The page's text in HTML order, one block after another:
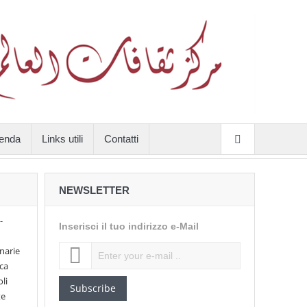
Links utili Contatti
NEWSLETTER
Inserisci il tuo indirizzo e-Mail
Subscribe